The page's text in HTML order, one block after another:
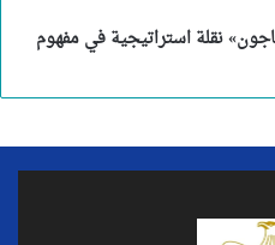
نقلة استراتيجية في مفهوم